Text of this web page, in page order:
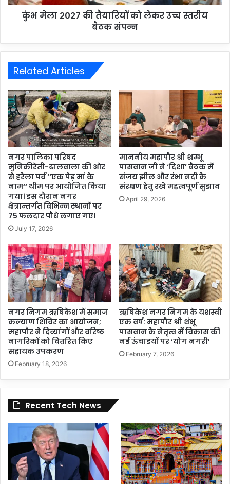
कुंभ मेला 2027 की तैयारियों को लेकर उच्च स्तरीय
बैठक संपन्न
Related Articles
नगर पालिका परिषद
मुनिकीरेती-ढालवाला की ओर
से हरेला पर्व ‘‘एक पेड़ मां के
नाम‘‘ थीम पर आयोजित किया
गया। इस दौरान नगर
क्षेत्रान्तर्गत विभिन्न स्थानों पर
75 फलदार पौधे लगाए गए।
July 17, 2026
माननीय महापौर श्री शम्‍भू
पासवान जी ने ‘दिशा’ बैठक में
संजय झील और रंभा नदी के
संरक्षण हेतु रखे महत्वपूर्ण सुझाव
April 29, 2026
नगर निगम ऋषिकेश में समाज
कल्याण शिविर का आयोजन;
महापौर ने दिव्यांगों और वरिष्ठ
नागरिकों को वितरित किए
सहायक उपकरण
February 18, 2026
ऋषिकेश नगर निगम के यशस्वी
एक वर्ष: महापौर श्री शंभू
पासवान के नेतृत्व में विकास की
नई ऊंचाइयों पर ‘योग नगरी’
February 7, 2026
Recent Tech News